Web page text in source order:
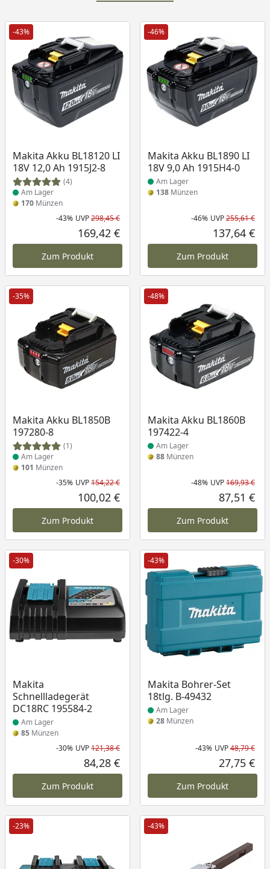
-43%
Makita Akku BL18120 LI
18V 12,0 Ah 1915J2-8
(4)
Produkt am Lager
Am Lager
170 Münzen
Rabatt in Prozent
-43%
Ursprünglicher Preis
UVP298,45 €
Aktueller Preis
169,42 €
Zum Produkt
-46%
Makita Akku BL1890 LI
18V 9,0 Ah 1915H4-0
Produkt am Lager
Am Lager
138 Münzen
-46% UVP255,61 €
137,64 €
Zum Produkt
-35%
Makita Akku BL1850B
197280-8
(1)
Produkt am Lager
Am Lager
101 Münzen
Rabatt in Prozent
-35%
Ursprünglicher Preis
UVP154,22 €
Aktueller Preis
100,02 €
Zum Produkt
-48%
Makita Akku BL1860B
197422-4
Produkt am Lager
Am Lager
88 Münzen
-48% UVP169,93 €
87,51 €
Zum Produkt
-30%
Makita
Schnellladegerät
DC18RC 195584-2
Produkt am Lager
Am Lager
85 Münzen
Rabatt in Prozent
-30%
Ursprünglicher Preis
UVP121,38 €
Aktueller Preis
84,28 €
Zum Produkt
-43%
Makita Bohrer-Set
18tlg. B-49432
Produkt am Lager
Am Lager
28 Münzen
-43% UVP48,79 €
27,75 €
Zum Produkt
-23% -43%